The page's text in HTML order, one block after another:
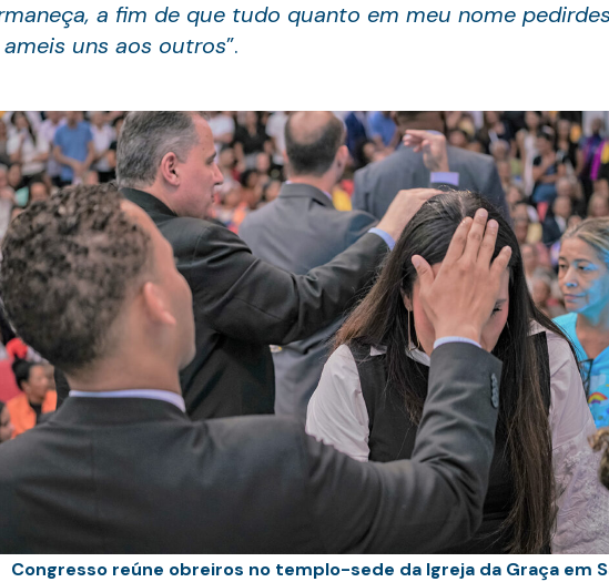
a fim de que tudo quanto em meu nome
uns aos outros”.
Congresso reúne obreiros no templo-sede da Igreja da Graça em